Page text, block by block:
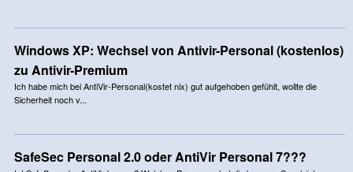
Windows XP: Wechsel von Antivir-Personal (kostenlos)
zu Antivir-Premium
Ich habe mich bei AntiVir-Personal(kostet nix) gut aufgehoben gefühlt, wollte die
Sicherheit noch v...
SafeSec Personal 2.0 oder AntiVir Personal 7???